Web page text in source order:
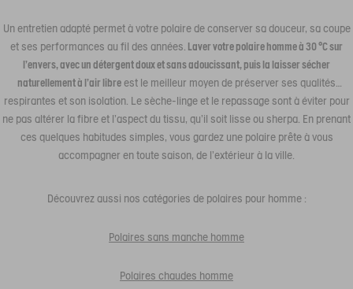
Un entretien adapté permet à votre polaire de conserver sa douceur, sa coupe
et ses performances au fil des années. Laver votre polaire homme à 30 °C sur
l’envers, avec un détergent doux et sans adoucissant, puis la laisser sécher
naturellement à l’air libre est le meilleur moyen de préserver ses qualités
respirantes et son isolation. Le sèche-linge et le repassage sont à éviter pour
ne pas altérer la fibre et l’aspect du tissu, qu’il soit lisse ou sherpa. En prenant
ces quelques habitudes simples, vous gardez une polaire prête à vous
accompagner en toute saison, de l’extérieur à la ville.
Découvrez aussi nos catégories de polaires pour homme :
Polaires sans manche homme
Polaires chaudes homme